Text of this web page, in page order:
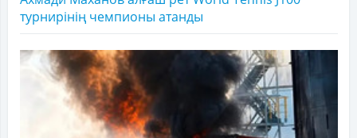
турнирінің чемпионы атанды